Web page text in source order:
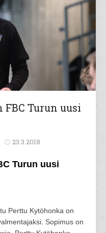
Turun uusi
23.3.2018
Turun uusi
Perttu Kytöhonka on
Sopimus on